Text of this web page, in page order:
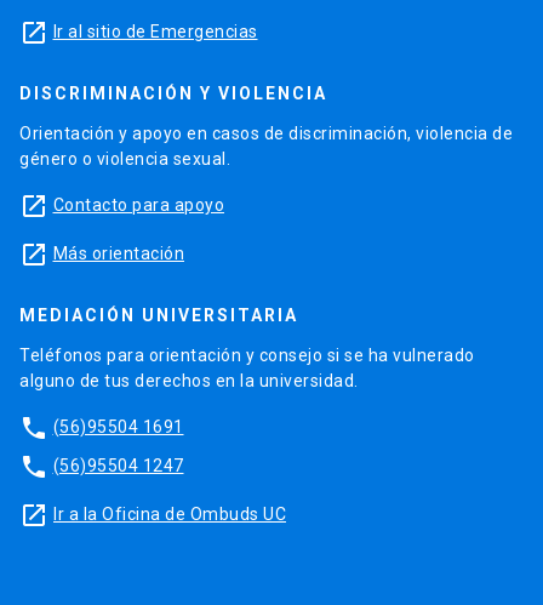
launch Ir al sitio de Emergencias
DISCRIMINACIÓN Y VIOLENCIA
Orientación y apoyo en casos de discriminación, violencia de
género o violencia sexual.
launch Contacto para apoyo
launch Más orientación
MEDIACIÓN UNIVERSITARIA
Teléfonos para orientación y consejo si se ha vulnerado
alguno de tus derechos en la universidad.
phone (56)95504 1691
phone (56)95504 1247
launch Ir a la Oficina de Ombuds UC